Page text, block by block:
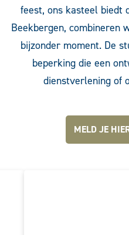
feest, ons kasteel biedt
Beekbergen, combineren
bijzonder moment. De
beperking die een
dienstverlening of
MELD JE